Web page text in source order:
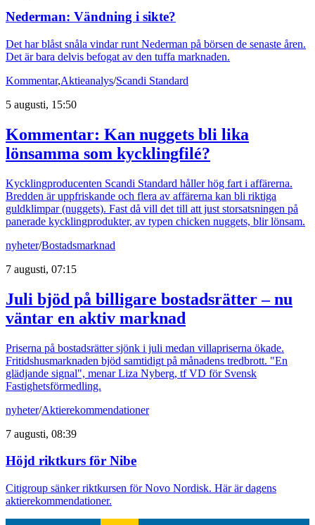
Nederman: Vändning i sikte?
Det har blåst snåla vindar runt Nederman på börsen de senaste åren.
Det är bara delvis befogat av den tuffa marknaden.
Kommentar,Aktieanalys/Scandi Standard
5 augusti, 15:50
Kommentar: Kan nuggets bli lika
lönsamma som kycklingfilé?
Kycklingproducenten Scandi Standard håller hög fart i affärerna.
Bredden är uppfriskande och flera av affärerna kan bli riktiga
guldklimpar (nuggets). Fast då vill det till att just storsatsningen på
panerade kycklingprodukter, av typen chicken nuggets, blir lönsam.
nyheter/Bostadsmarknad
7 augusti, 07:15
Juli bjöd på billigare bostadsrätter – nu
väntar en aktiv marknad
Priserna på bostadsrätter sjönk i juli medan villapriserna ökade.
Fritidshusmarknaden bjöd samtidigt på månadens tredbrott. "En
glädjande signal", menar Liza Nyberg, tf VD för Svensk
Fastighetsförmedling.
nyheter/Aktierekommendationer
7 augusti, 08:39
Höjd riktkurs för Nibe
Citigroup sänker riktkursen för Novo Nordisk. Här är dagens
aktierekommendationer.